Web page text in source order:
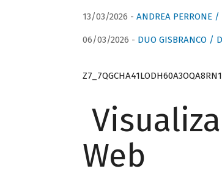
13/03/2026 - ANDREA PERRONE /
06/03/2026 - DUO GISBRANCO /
Web